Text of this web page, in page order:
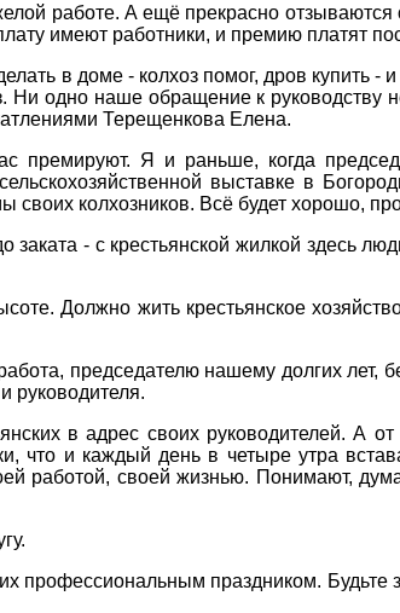
работе. А ещё прекрасно отзываются
имеют работники, и премию платят
в доме - колхоз помог, дров купить -
Ни одно наше обращение к руководству
Терещенкова Елена.
премируют. Я и раньше, когда
выставке в
колхозников. Всё будет хорошо,
- с крестьянской жилкой здесь
Должно жить крестьянское
председателю нашему долгих лет,
руководителя.
в адрес своих руководителей. А
что и каждый день в четыре утра
работой, своей жизнью. Понимают,
профессиональным праздником. Будьте